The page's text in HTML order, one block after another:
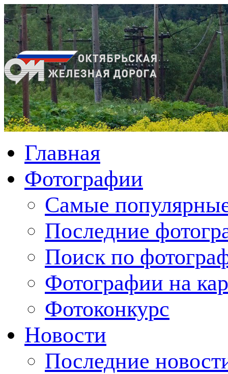
Главная
Фотографии
Cамые
Последние
Поиск по
Фотографии на
Фотоконкурс
Новости
Последние